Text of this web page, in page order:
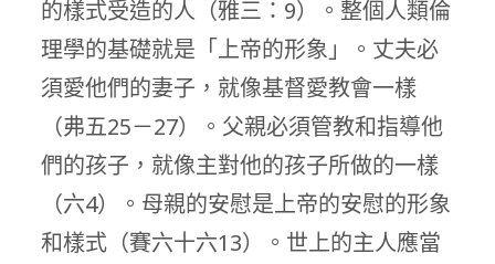
的樣式受造的人（雅三：9）。整個人類倫
理學的基礎就是「上帝的形象」。丈夫必
須愛他們的妻子，就像基督愛教會一樣
（弗五25－27）。父親必須管教和指導他
們的孩子，就像主對他的孩子所做的一樣
（六4）。母親的安慰是上帝的安慰的形象
和樣式（賽六十六13）。世上的主人應當